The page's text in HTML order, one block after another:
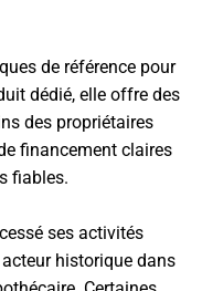
de référence pour
dédié, elle offre des
des propriétaires
financement claires
fiables.
ses activités
historique dans